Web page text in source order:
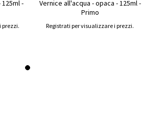
-
prezzi.
Vernice all'acqua - opaca - 125ml -
Primo
Registrati per visualizzare i prezzi.